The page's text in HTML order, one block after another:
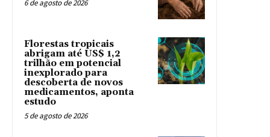
6 de agosto de 2026
Florestas tropicais
abrigam até US$ 1,2
trilhão em potencial
inexplorado para
descoberta de novos
medicamentos, aponta
estudo
5 de agosto de 2026